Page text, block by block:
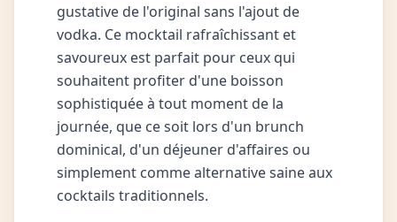
gustative de l'original sans l'ajout de
vodka. Ce mocktail rafraîchissant et
savoureux est parfait pour ceux qui
souhaitent profiter d'une boisson
sophistiquée à tout moment de la
journée, que ce soit lors d'un brunch
dominical, d'un déjeuner d'affaires ou
simplement comme alternative saine aux
cocktails traditionnels.